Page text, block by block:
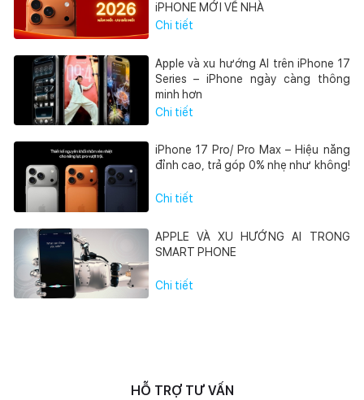
iPHONE MỚI VỀ NHÀ
Chi tiết
Apple và xu hướng AI trên iPhone 17
Series – iPhone ngày càng thông
minh hơn
Chi tiết
iPhone 17 Pro/ Pro Max – Hiệu năng
đỉnh cao, trả góp 0% nhẹ như không!
Chi tiết
APPLE VÀ XU HƯỚNG AI TRONG
SMART PHONE
Chi tiết
HỖ TRỢ TƯ VẤN